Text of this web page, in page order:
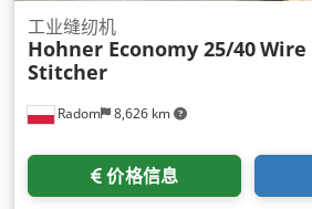
Radom 8,626 km
工业缝纫机
Hohner Economy 25/40Wire
Stitcher
价格信息